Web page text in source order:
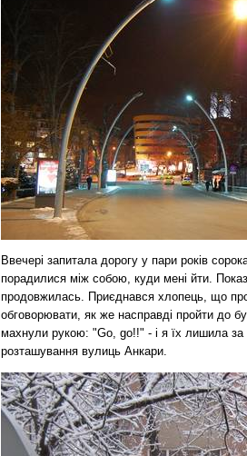
Ввечері запитала дорогу у пари років
порадилися між собою, куди мені йти.
продовжилась. Приєднався хлопець, що
обговорювати, як же насправді пройти до
махнули рукою: "Go, go!!" - і я їх лишила
розташування вулиць Анкари.